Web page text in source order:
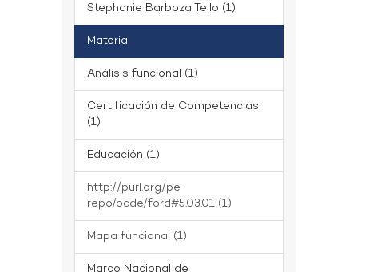
Stephanie Barboza Tello (1)
Materia
Análisis funcional (1)
Certificación de Competencias
(1)
Educación (1)
http://purl.org/pe-
repo/ocde/ford#5.03.01 (1)
Mapa funcional (1)